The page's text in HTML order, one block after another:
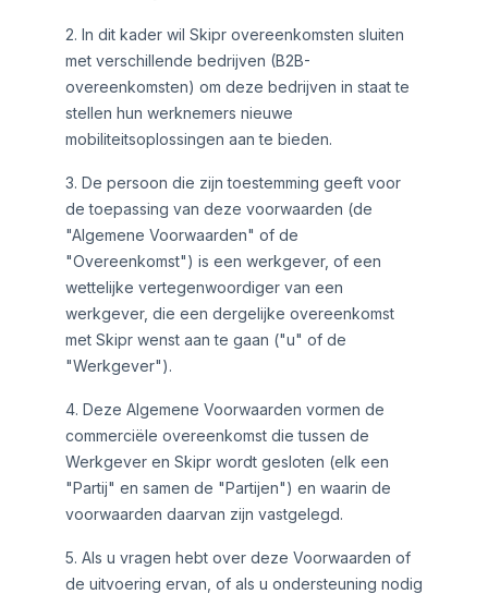
2. In dit kader wil Skipr overeenkomsten sluiten
met verschillende bedrijven (B2B-
overeenkomsten) om deze bedrijven in staat te
stellen hun werknemers nieuwe
mobiliteitsoplossingen aan te bieden.
3. De persoon die zijn toestemming geeft voor
de toepassing van deze voorwaarden (de
"Algemene Voorwaarden" of de
"Overeenkomst") is een werkgever, of een
wettelijke vertegenwoordiger van een
werkgever, die een dergelijke overeenkomst
met Skipr wenst aan te gaan ("u" of de
"Werkgever").
4. Deze Algemene Voorwaarden vormen de
commerciële overeenkomst die tussen de
Werkgever en Skipr wordt gesloten (elk een
"Partij" en samen de "Partijen") en waarin de
voorwaarden daarvan zijn vastgelegd.
5. Als u vragen hebt over deze Voorwaarden of
de uitvoering ervan, of als u ondersteuning nodig